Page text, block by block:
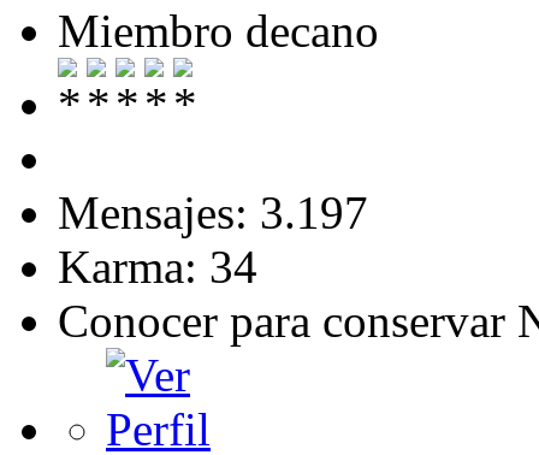
Miembro decano
Mensajes: 3.197
Karma: 34
Conocer para conservar